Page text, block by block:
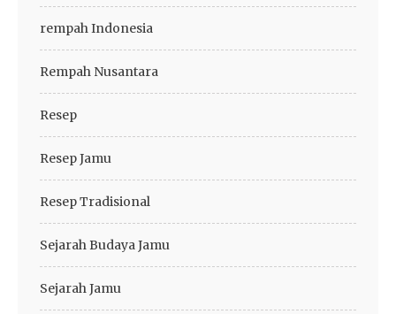
rempah Indonesia
Rempah Nusantara
Resep
Resep Jamu
Resep Tradisional
Sejarah Budaya Jamu
Sejarah Jamu